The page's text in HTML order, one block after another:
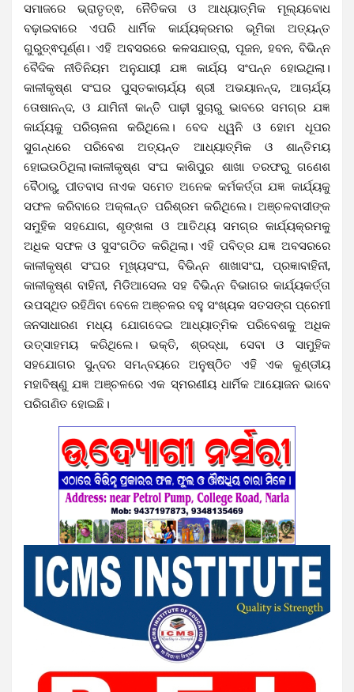
ସମାଜରେ ଭ୍ରାତୃତ୍ଵ, ନୈତିକତା ଓ ଆଧ୍ୟାତ୍ମିକ ମୂଲ୍ୟବୋଧ
ବଢ଼ାଇବାରେ ଏପରି ଧାର୍ମିକ କାର୍ଯ୍ୟକ୍ରମର ଭୂମିକା ଅତ୍ୟନ୍ତ
ଗୁରୁତ୍ଵପୂର୍ଣ୍ଣ। ଏହି ଅବସରରେ କଳସଯାତ୍ରା, ପୂଜନ, ହବନ, ବିଭିନ୍ନ
ବୈଦିକ ନୀତିନିୟମ ଅନୁଯାୟୀ ଯଜ୍ଞ କାର୍ଯ୍ୟ ସଂପନ୍ନ ହୋଇଥିଲା।
କାଳୀକୃଷ୍ଣ ସଂଘର ପୁସ୍ତକାଚାର୍ଯ୍ୟ ଶ୍ରୀ ଅଭୟାନନ୍ଦ, ଆଚାର୍ଯ୍ୟ
ତୋଷାନନ୍ଦ, ଓ ଯାମିନୀ କାନ୍ତି ପାଢ଼ୀ ସୁଚାରୁ ଭାବରେ ସମଗ୍ର ଯଜ୍ଞ
କାର୍ଯ୍ୟକୁ ପରିଚାଳନା କରିଥିଲେ। ବେଦ ଧ୍ୱନି ଓ ହୋମ ଧୂପର
ସୁଗନ୍ଧରେ ପରିବେଶ ଅତ୍ୟନ୍ତ ଆଧ୍ୟାତ୍ମିକ ଓ ଶାନ୍ତିମୟ
ହୋଇଉଠିଥିଲା।କାଳୀକୃଷ୍ଣ ସଂଘ କାଶିପୁର ଶାଖା ତରଫରୁ ଗଣେଶ
ବୈଠାରୁ, ପୀତବାସ ନାଏକ ସମେତ ଅନେକ କର୍ମକର୍ତ୍ତା ଯଜ୍ଞ କାର୍ଯ୍ୟକୁ
ସଫଳ କରିବାରେ ଅକ୍ଳାନ୍ତ ପରିଶ୍ରମ କରିଥିଲେ। ଅଞ୍ଚଳବାସୀଙ୍କ
ସମୁହିକ ସହଯୋଗ, ଶୃଙ୍ଖଳା ଓ ଆତିଥ୍ୟ ସମଗ୍ର କାର୍ଯ୍ୟକ୍ରମକୁ
ଅଧିକ ସଫଳ ଓ ସୁସଂଗଠିତ କରିଥିଲା। ଏହି ପବିତ୍ର ଯଜ୍ଞ ଅବସରରେ
କାଳୀକୃଷ୍ଣ ସଂଘର ମୂଖ୍ୟସଂଘ, ବିଭିନ୍ନ ଶାଖାସଂଘ, ପ୍ରଜ୍ଞାବାହିନୀ,
କାଳୀକୃଷ୍ଣ ବାହିନୀ, ମିଡିଆସେଲ ସହ ବିଭିନ୍ନ ବିଭାଗର କାର୍ଯ୍ୟକର୍ତ୍ତା
ଉପସ୍ଥିତ ରହିଥ‌ିବା ବେଳେ ଅଞ୍ଚଳର ବହୁ ସଂଖ୍ୟକ ସତସଙ୍ଗ ପ୍ରେମୀ
ଜନସାଧାରଣ ମଧ୍ୟ ଯୋଗଦେଇ ଆଧ୍ୟାତ୍ମିକ ପରିବେଶକୁ ଅଧିକ
ଉତ୍ସାହମୟ କରିଥିଲେ। ଭକ୍ତି, ଶ୍ରଦ୍ଧା, ସେବା ଓ ସାମୁହିକ
ସ‌ହଯୋଗର ସୁନ୍ଦର ସମନ୍ବୟରେ ଅନୁଷ୍ଠିତ ଏହି ଏକ କୁଣ୍ଡୀୟ
ମହାବିଷ୍ଣୁ ଯଜ୍ଞ ଅଞ୍ଚଳରେ ଏକ ସ୍ମରଣୀୟ ଧାର୍ମିକ ଆୟୋଜନ ଭାବେ
ପରିଗଣିତ ହୋଇଛି।